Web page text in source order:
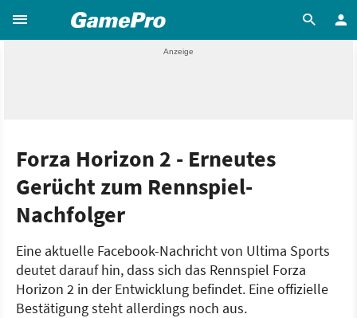
Forza Horizon 2 - Erneutes
Gerücht zum Rennspiel-
Nachfolger
Eine aktuelle Facebook-Nachricht von Ultima Sports
deutet darauf hin, dass sich das Rennspiel Forza
Horizon 2 in der Entwicklung befindet. Eine offizielle
Bestätigung steht allerdings noch aus.